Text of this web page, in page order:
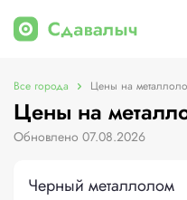
Все города Цены на
Цены на
Обновлено 07.08.2026
Черный металлолом